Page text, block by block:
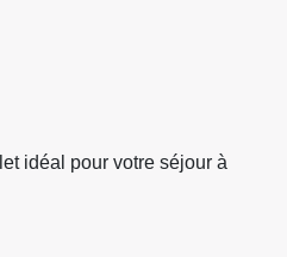
idéal pour votre séjour à